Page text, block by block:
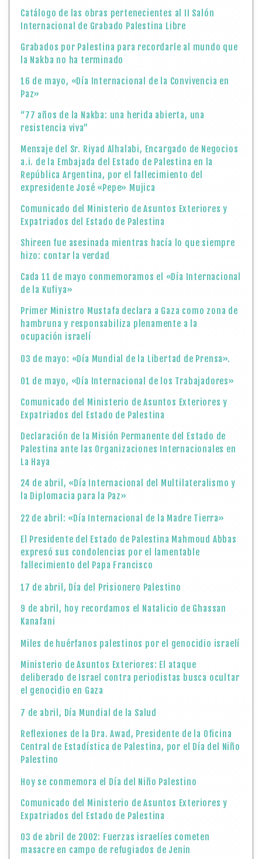
Catálogo de las obras pertenecientes al II Salón
Internacional de Grabado Palestina Libre
Grabados por Palestina para recordarle al mundo que
la Nakba no ha terminado
16 de mayo, «Día Internacional de la Convivencia en
Paz»
“77 años de la Nakba: una herida abierta, una
resistencia viva”
Mensaje del Sr. Riyad Alhalabi, Encargado de Negocios
a.i. de la Embajada del Estado de Palestina en la
República Argentina, por el fallecimiento del
expresidente José «Pepe» Mujica
Comunicado del Ministerio de Asuntos Exteriores y
Expatriados del Estado de Palestina
Shireen fue asesinada mientras hacía lo que siempre
hizo: contar la verdad
Cada 11 de mayo conmemoramos el «Día Internacional
de la Kufiya»
Primer Ministro Mustafa declara a Gaza como zona de
hambruna y responsabiliza plenamente a la
ocupación israelí
03 de mayo: «Día Mundial de la Libertad de Prensa».
01 de mayo, «Día Internacional de los Trabajadores»
Comunicado del Ministerio de Asuntos Exteriores y
Expatriados del Estado de Palestina
Declaración de la Misión Permanente del Estado de
Palestina ante las Organizaciones Internacionales en
La Haya
24 de abril, «Día Internacional del Multilateralismo y
la Diplomacia para la Paz»
22 de abril: «Día Internacional de la Madre Tierra»
El Presidente del Estado de Palestina Mahmoud Abbas
expresó sus condolencias por el lamentable
fallecimiento del Papa Francisco
17 de abril, Día del Prisionero Palestino
9 de abril, hoy recordamos el Natalicio de Ghassan
Kanafani
Miles de huérfanos palestinos por el genocidio israelí
Ministerio de Asuntos Exteriores: El ataque
deliberado de Israel contra periodistas busca ocultar
el genocidio en Gaza
7 de abril, Día Mundial de la Salud
Reflexiones de la Dra. Awad, Presidente de la Oficina
Central de Estadística de Palestina, por el Día del Niño
Palestino
Hoy se conmemora el Día del Niño Palestino
Comunicado del Ministerio de Asuntos Exteriores y
Expatriados del Estado de Palestina
03 de abril de 2002: Fuerzas israelíes cometen
masacre en campo de refugiados de Jenin